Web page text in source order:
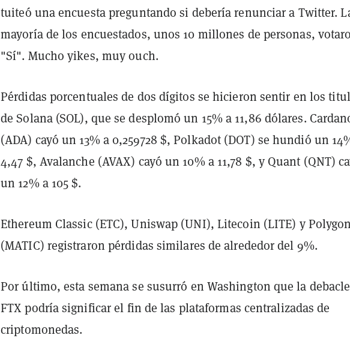
tuiteó una encuesta preguntando si debería renunciar a Twitter.
mayoría de los encuestados, unos 10 millones de personas,
"Sí". Mucho yikes, muy ouch.
Pérdidas porcentuales de dos dígitos se hicieron sentir en los
de Solana (SOL), que se desplomó un 15% a 11,86 dólares.
(ADA) cayó un 13% a 0,259728 $, Polkadot (DOT) se hundió un
4,47 $, Avalanche (AVAX) cayó un 10% a 11,78 $, y Quant (QNT)
un 12% a 105 $.
Ethereum Classic (ETC), Uniswap (UNI), Litecoin (LITE) y Polygon
(MATIC) registraron pérdidas similares de alrededor del 9%.
Por último, esta semana se susurró en Washington que la
FTX podría significar el fin de las plataformas centralizadas de
criptomonedas.